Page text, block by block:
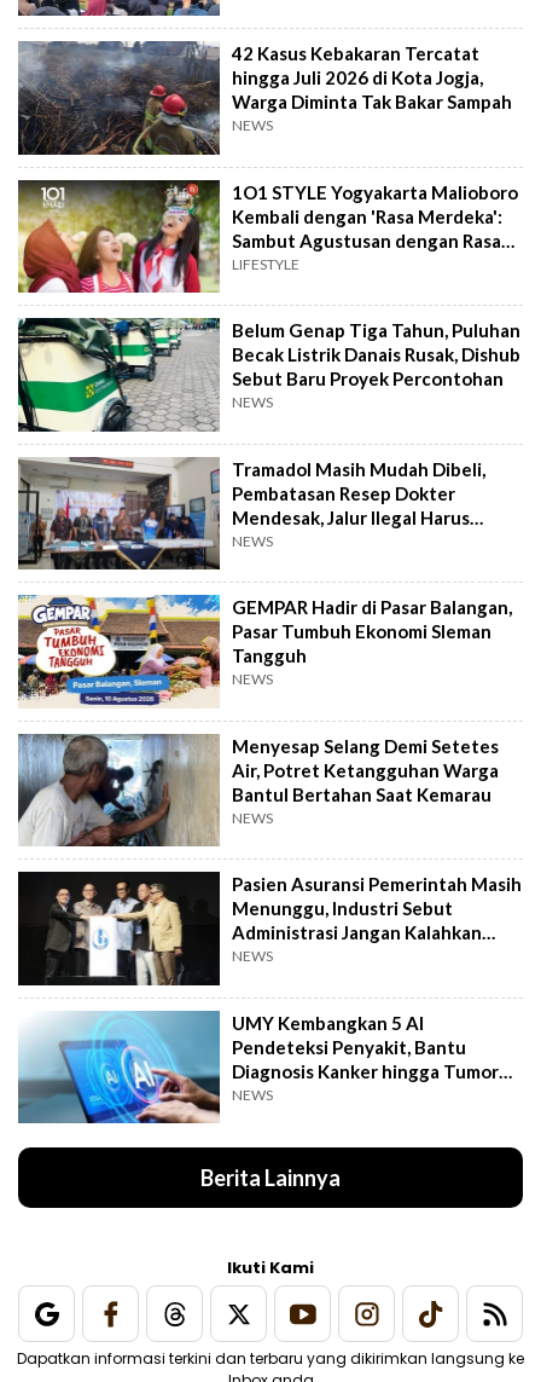
42 Kasus Kebakaran Tercatat
hingga Juli 2026 di Kota Jogja,
Warga Diminta Tak Bakar Sampah
NEWS
1O1 STYLE Yogyakarta Malioboro
Kembali dengan 'Rasa Merdeka':
Sambut Agustusan dengan Rasa
dan Tawa
LIFESTYLE
Belum Genap Tiga Tahun, Puluhan
Becak Listrik Danais Rusak, Dishub
Sebut Baru Proyek Percontohan
NEWS
Tramadol Masih Mudah Dibeli,
Pembatasan Resep Dokter
Mendesak, Jalur Ilegal Harus
Distop
NEWS
GEMPAR Hadir di Pasar Balangan,
Pasar Tumbuh Ekonomi Sleman
Tangguh
NEWS
Menyesap Selang Demi Setetes
Air, Potret Ketangguhan Warga
Bantul Bertahan Saat Kemarau
NEWS
Pasien Asuransi Pemerintah Masih
Menunggu, Industri Sebut
Administrasi Jangan Kalahkan
Kemanusiaan
NEWS
UMY Kembangkan 5 AI
Pendeteksi Penyakit, Bantu
Diagnosis Kanker hingga Tumor
Otak Lebih Cepat
NEWS
Berita Lainnya
Ikuti Kami
Dapatkan informasi terkini dan terbaru yang dikirimkan langsung ke